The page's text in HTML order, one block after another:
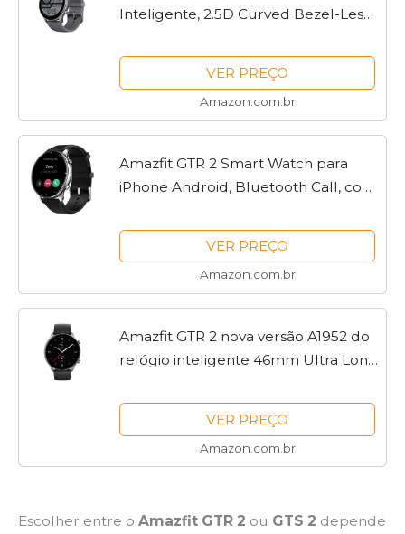
Inteligente, 2.5D Curved Bezel-Less
Display, SpO2 & Stress Monitor, GPS
integrado, Bateria...
VER PREÇO
Amazon.com.br
Amazfit GTR 2 Smart Watch para
iPhone Android, Bluetooth Call, com
dias de duração da bateria, à prova
d'água, Clássico
VER PREÇO
Amazon.com.br
Amazfit GTR 2 nova versão A1952 do
relógio inteligente 46mm Ultra Long
incorporado para telefones Android
iOS (preto)
VER PREÇO
Amazon.com.br
Escolher entre o Amazfit GTR 2 ou GTS 2 depende